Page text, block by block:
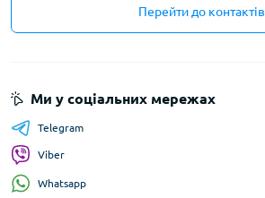
Перейти до контактів
Ми у соціальних мережах
Telegram
Viber
Whatsapp